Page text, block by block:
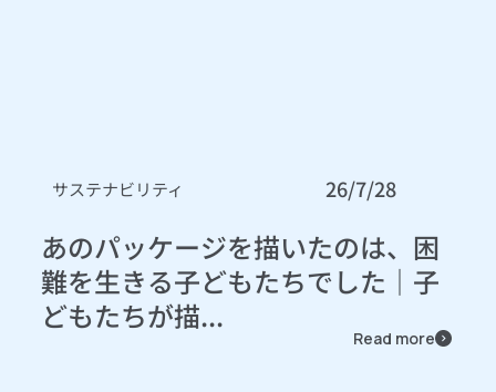
サステナビリティ 26/7/28
あのパッケージを描いたのは、困
難を生きる子どもたちでした｜子
どもたちが描...
Read more